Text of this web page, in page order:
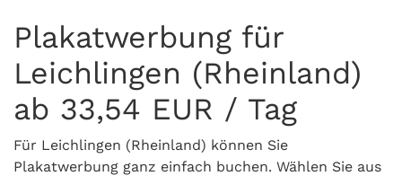
Plakatwerbung für
Leichlingen (Rheinland)
ab 33,54 EUR / Tag
Für Leichlingen (Rheinland) können Sie
Plakatwerbung ganz einfach buchen. Wählen Sie aus